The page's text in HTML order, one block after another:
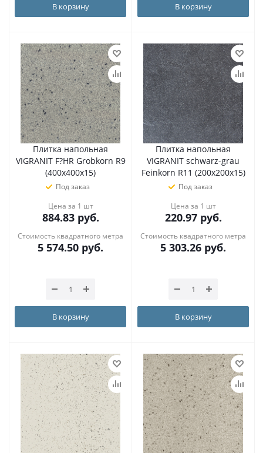
В корзину В корзину
Плитка напольная
VIGRANIT F?HR Grobkorn R9
(400х400х15)
Под заказ
Цена за 1 шт
884.83руб.
Стоимость квадратного метра
5 574.50 руб.
В корзину
Плитка напольная
VIGRANIT schwarz-grau
Feinkorn R11 (200х200х15)
Под заказ
Цена за 1 шт
220.97руб.
Стоимость квадратного метра
5 303.26 руб.
В корзину